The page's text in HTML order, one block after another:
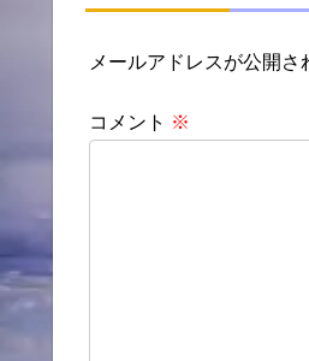
メールアドレスが公開さ
コメント ※